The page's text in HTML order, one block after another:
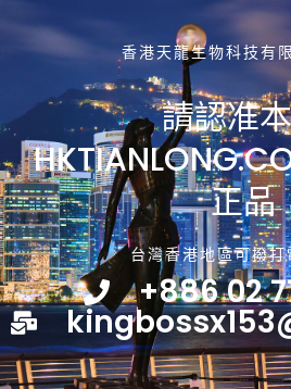
香港天龍生物科技有
請認准
正品
台灣香港地區可撥
+886 02